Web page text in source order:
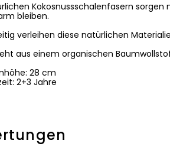
Kokosnussschalenfasern
bleiben.
verleihen diese natürlichen
aus einem organischen
28 cm
2+3 Jahre